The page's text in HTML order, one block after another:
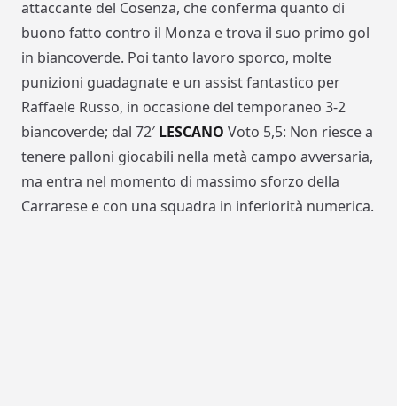
attaccante del Cosenza, che conferma quanto di
buono fatto contro il Monza e trova il suo primo gol
in biancoverde. Poi tanto lavoro sporco, molte
punizioni guadagnate e un assist fantastico per
Raffaele Russo, in occasione del temporaneo 3-2
biancoverde; dal 72′ LESCANO Voto 5,5: Non riesce a
tenere palloni giocabili nella metà campo avversaria,
ma entra nel momento di massimo sforzo della
Carrarese e con una squadra in inferiorità numerica.